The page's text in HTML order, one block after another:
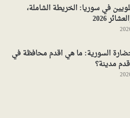
في سوريا: الخريطة الشاملة،
2026
السورية: ما هي اقدم محافظة في
مدينة؟